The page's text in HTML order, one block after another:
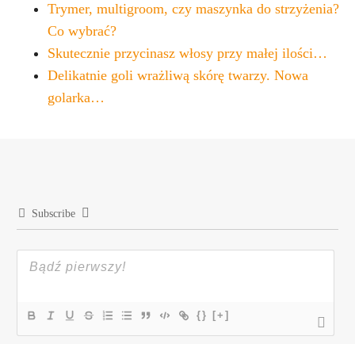
Trymer, multigroom, czy maszynka do strzyżenia?
Co wybrać?
Skutecznie przycinasz włosy przy małej ilości…
Delikatnie goli wrażliwą skórę twarzy. Nowa
golarka…
Subscribe
{} [+]